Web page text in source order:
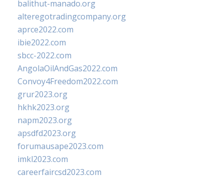
balithut-manado.org
alteregotradingcompany.org
aprce2022.com
ibie2022.com
sbcc-2022.com
AngolaOilAndGas2022.com
Convoy4Freedom2022.com
grur2023.org
hkhk2023.org
napm2023.org
apsdfd2023.org
forumausape2023.com
imkl2023.com
careerfaircsd2023.com